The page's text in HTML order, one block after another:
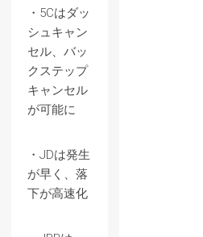
・5Cはダッ
シュキャン
セル、バッ
クステップ
キャンセル
が可能に
・JDは発生
が早く、落
下が高速化